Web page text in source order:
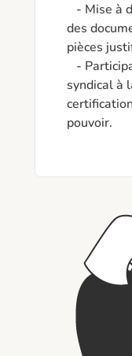
des
pièces
syndical à
pouvoir.